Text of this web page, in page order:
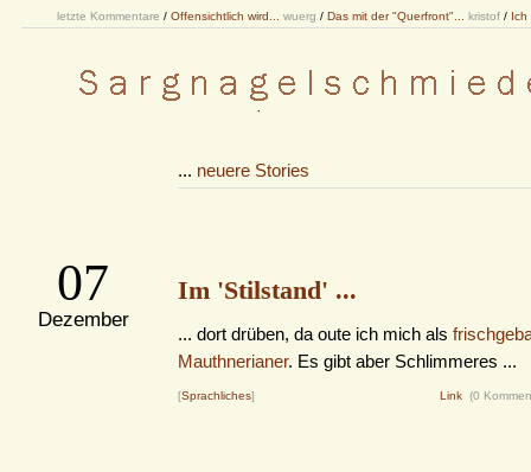
letzte Kommentare / Offensichtlich wird... wuerg / Das mit der "Querfront"... kristof / Ich
... neuere Stories
07
Dezember
Im 'Stilstand' ...
... dort drüben, da oute ich mich als
Mauthnerianer. Es gibt aber Schlimmeres ...
[Sprachliches] Link (0